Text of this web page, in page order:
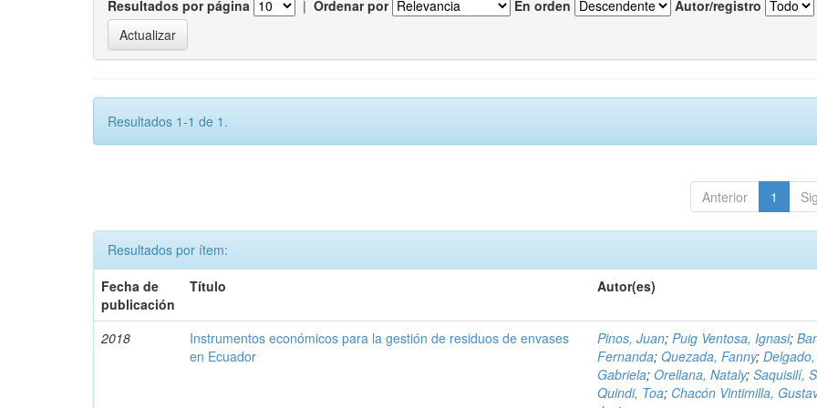
Resultados por página | Ordenar por En orden Autor/registro
Resultados 1-1 de 1.
Anterior 1
Resultados por ítem:
Fecha de
publicación
Título Autor(es)
2018
Instrumentos económicos para la gestión de residuos de envases
en Ecuador
Pinos, Juan;Puig Ventosa, Ignasi;
Fernanda;Quezada, Fanny;Delgado,
Gabriela;Orellana, Nataly;Saquisilí,
Quindi, Toa; Chacón Vintimilla,